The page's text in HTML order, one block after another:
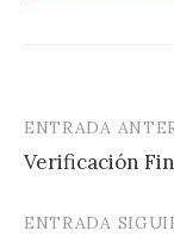
de
entradas
ENTRADA
Verificación
ENTRADA